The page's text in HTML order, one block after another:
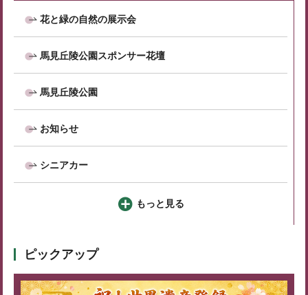
花と緑の自然の展示会
馬見丘陵公園スポンサー花壇
馬見丘陵公園
お知らせ
シニアカー
もっと見る
ピックアップ